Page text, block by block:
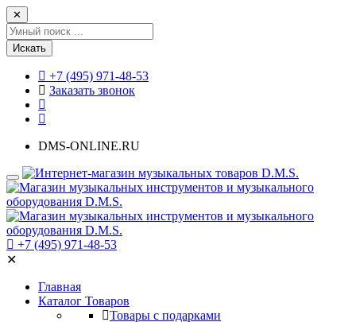
✕
Искать
+7 (495) 971-48-53
Заказать звонок
DMS-ONLINE.RU
+7 (495) 971-48-53
✕
Главная
Каталог Товаров
Товары с подарками